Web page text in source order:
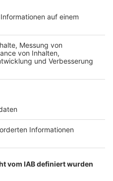
die sich derzeit in
man allen nur raten,
des
und sich möglichst in
seien
der Hilfe liege